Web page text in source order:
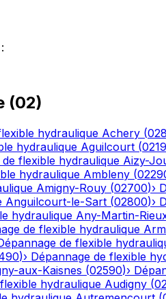
:
(02)
hydraulique Achery (
hydraulique Aguilcourt (
de flexible hydraulique Aizy-
hydraulique Ambleny (
Amigny-Rouy (02700)›
Anguilcourt-le-Sart (02800)›
hydraulique Any-Martin-
de flexible hydraulique
de flexible
)› Dépannage de flexible
aux-Kaisnes (02590)›
hydraulique Audigny (